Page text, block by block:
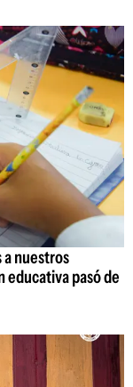
a nuestros
educativa pasó de